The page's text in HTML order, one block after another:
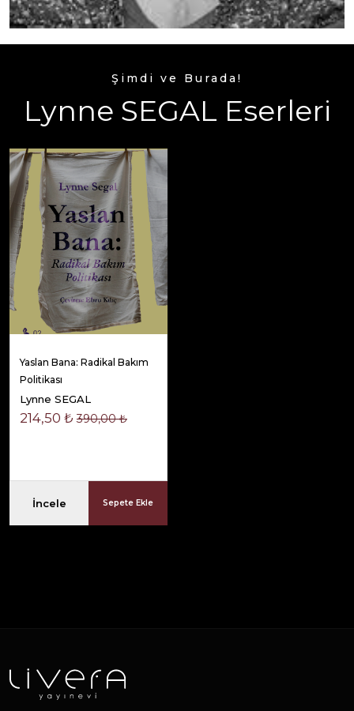
Şimdi ve Burada!
Lynne SEGAL Eserleri
Yaslan Bana: Radikal Bakım
Politikası
Lynne SEGAL
214,50 ₺ 390,00 ₺
İncele Sepete Ekle